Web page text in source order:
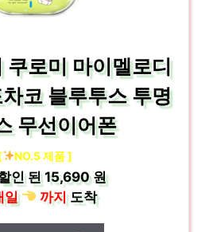
쿠로미 마이멜로디
코 블루투스 투명
무선이어폰
NO.5 제품 ]
인 된15,690 원
일
까지도착